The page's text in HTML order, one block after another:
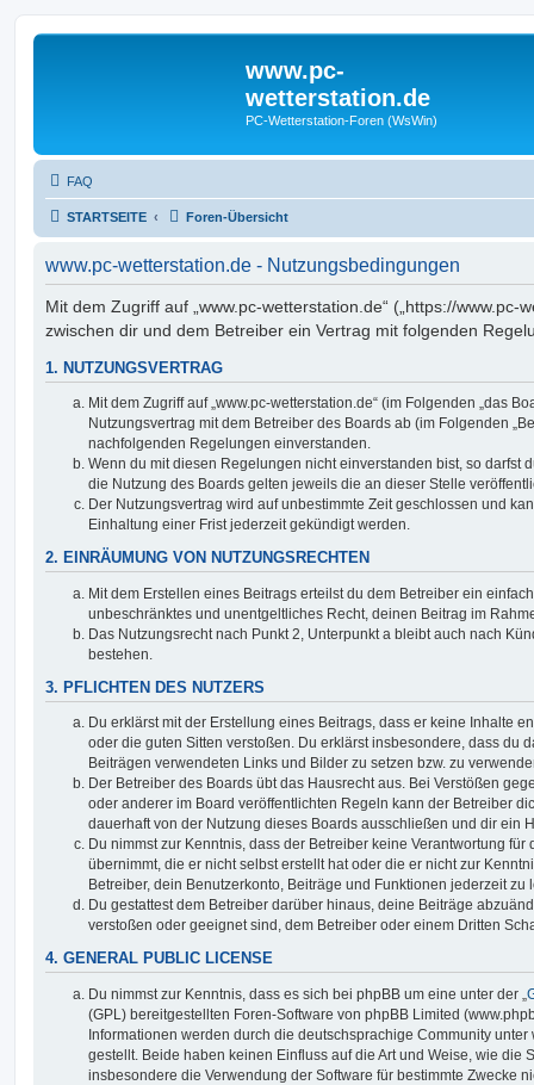
www.pc-
wetterstation.de
PC-Wetterstation-Foren (WsWin)
FAQ
STARTSEITE Foren-Übersicht
www.pc-wetterstation.de - Nutzungsbedingungen
Mit dem Zugriff auf „www.pc-wetterstation.de“ („https://www.pc-
zwischen dir und dem Betreiber ein Vertrag mit folgenden
1. NUTZUNGSVERTRAG
Mit dem Zugriff auf „www.pc-wetterstation.de“ (im Folgenden „das
Nutzungsvertrag mit dem Betreiber des Boards ab (im Folgenden
nachfolgenden Regelungen einverstanden.
Wenn du mit diesen Regelungen nicht einverstanden bist, so darfst
die Nutzung des Boards gelten jeweils die an dieser Stelle
Der Nutzungsvertrag wird auf unbestimmte Zeit geschlossen und
Einhaltung einer Frist jederzeit gekündigt werden.
2. EINRÄUMUNG VON NUTZUNGSRECHTEN
Mit dem Erstellen eines Beitrags erteilst du dem Betreiber ein
unbeschränktes und unentgeltliches Recht, deinen Beitrag im
Das Nutzungsrecht nach Punkt 2, Unterpunkt a bleibt auch nach
bestehen.
3. PFLICHTEN DES NUTZERS
Du erklärst mit der Erstellung eines Beitrags, dass er keine Inhalte
oder die guten Sitten verstoßen. Du erklärst insbesondere, dass du
Beiträgen verwendeten Links und Bilder zu setzen bzw. zu
Der Betreiber des Boards übt das Hausrecht aus. Bei Verstößen
oder anderer im Board veröffentlichten Regeln kann der Betreiber
dauerhaft von der Nutzung dieses Boards ausschließen und dir ein
Du nimmst zur Kenntnis, dass der Betreiber keine Verantwortung für
übernimmt, die er nicht selbst erstellt hat oder die er nicht zur
Betreiber, dein Benutzerkonto, Beiträge und Funktionen jederzeit zu
Du gestattest dem Betreiber darüber hinaus, deine Beiträge
verstoßen oder geeignet sind, dem Betreiber oder einem Dritten
4. GENERAL PUBLIC LICENSE
Du nimmst zur Kenntnis, dass es sich bei phpBB um eine unter der „
(GPL) bereitgestellten Foren-Software von phpBB Limited
Informationen werden durch die deutschsprachige Community unter
gestellt. Beide haben keinen Einfluss auf die Art und Weise, wie die
insbesondere die Verwendung der Software für bestimmte Zwecke